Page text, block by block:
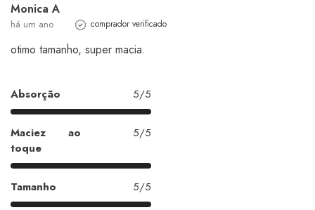
Monica A
há um ano comprador verificado
otimo tamanho, super macia.
Absorção 5/5
Maciez ao
toque
5/5
Tamanho 5/5